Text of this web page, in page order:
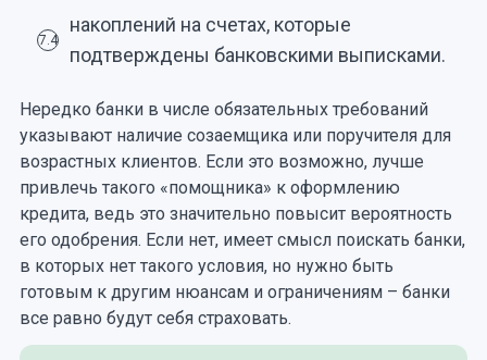
7.4
накоплений на счетах, которые
подтверждены банковскими выписками.
Нередко банки в числе обязательных требований
указывают наличие созаемщика или поручителя для
возрастных клиентов. Если это возможно, лучше
привлечь такого «помощника» к оформлению
кредита, ведь это значительно повысит вероятность
его одобрения. Если нет, имеет смысл поискать банки,
в которых нет такого условия, но нужно быть
готовым к другим нюансам и ограничениям – банки
все равно будут себя страховать.